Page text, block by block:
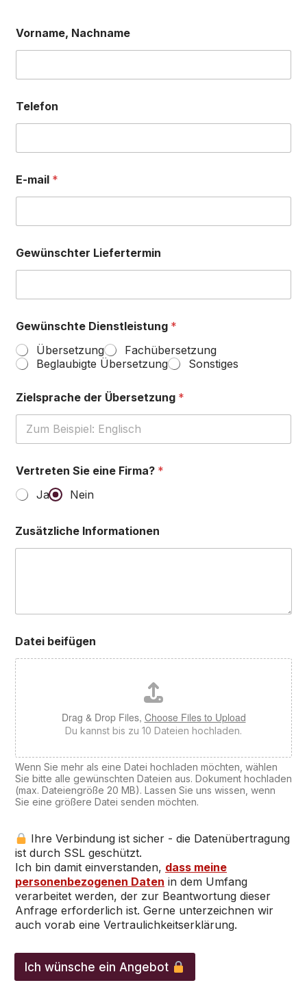
Vorname, Nachname
Telefon
E-mail *
Gewünschter Liefertermin
Gewünschte Dienstleistung *
Übersetzung
Fachübersetzung
Beglaubigte Übersetzung
Sonstiges
Zielsprache der Übersetzung *
Vertreten Sie eine Firma? *
Ja
Nein
Zusätzliche Informationen
Datei beifügen
Drag & Drop Files, Choose Files to Upload
Du kannst bis zu 10 Dateien hochladen.
Wenn Sie mehr als eine Datei hochladen möchten, wählen
Sie bitte alle gewünschten Dateien aus. Dokument hochladen
(max. Dateiengröße 20 MB). Lassen Sie uns wissen, wenn
Sie eine größere Datei senden möchten.
Ihre Verbindung ist sicher - die Datenübertragung
ist durch SSL geschützt.
Ich bin damit einverstanden, dass meine
personenbezogenen Daten in dem Umfang
verarbeitet werden, der zur Beantwortung dieser
Anfrage erforderlich ist. Gerne unterzeichnen wir
auch vorab eine Vertraulichkeitserklärung.
d
r
Ich wünsche ein Angebot